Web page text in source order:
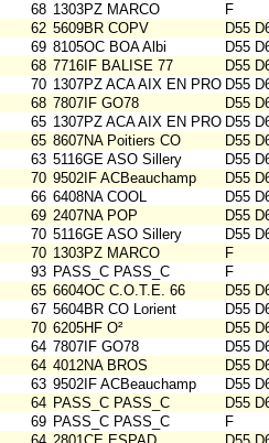
68 1303PZ MARCO
F
62 5609BR COPV
D55
69 8105OC BOA Albi
D55
68 7716IF BALISE 77
D55
70 1307PZ ACA AIX EN PROVD55
68 7807IF GO78
D55
65 1307PZ ACA AIX EN PROVD55
65 8607NA Poitiers CO
D55
63 5116GE ASO Sillery
D55
70 9502IF ACBeauchamp
D55
66 6408NA COOL
D55
69 2407NA POP
D55
70 5116GE ASO Sillery
D55
70 1303PZ MARCO
F
93 PASS_C PASS_C
F
65 6604OC C.O.T.E. 66
D55
67 5604BR CO Lorient
D55
70 6205HF O²
D55
64 7807IF GO78
D55
64 4012NA BROS
D55
63 9502IF ACBeauchamp
D55
64 PASS_C PASS_C
D55
69 PASS_C PASS_C
F